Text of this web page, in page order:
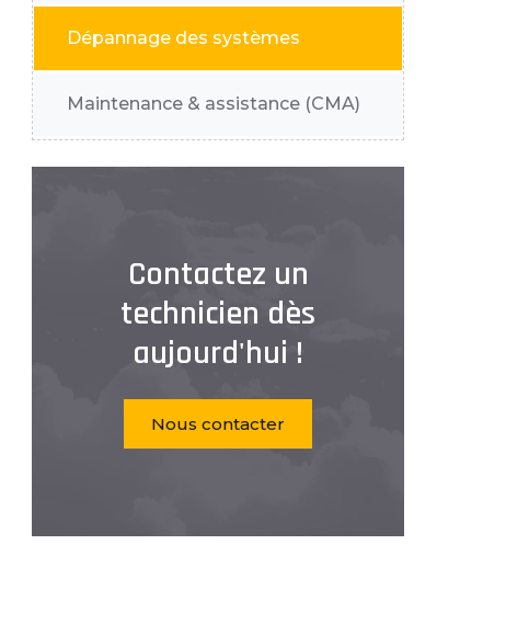
Dépannage des systèmes
Maintenance & assistance (CMA)
Contactez un
technicien dès
aujourd'hui !
Nous contacter